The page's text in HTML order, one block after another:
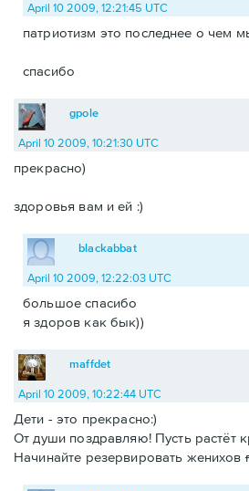
April 10 2009, 12:21:45 UTC
патриотизм это последнее о чем
спасибо
gpole
April 10 2009, 10:21:30 UTC
прекрасно)
здоровья вам и ей :)
blackabbat
April 10 2009, 12:22:03 UTC
большое спасибо
я здоров как бык))
maffdet
April 10 2009, 10:22:44 UTC
Дети - это прекрасно:)
От души поздравляю! Пусть растёт
Начинайте резервировать женихов